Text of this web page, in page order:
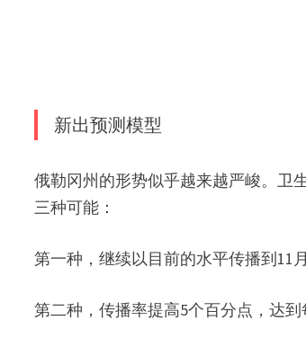
新出预测模型
俄勒冈州的形势似乎越来越严峻。卫
三种可能：
第一种，继续以目前的水平传播到11
第二种，传播率提高5个百分点，达